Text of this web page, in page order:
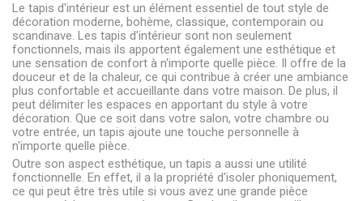
Le tapis d'intérieur est un élément essentiel de tout style de
décoration moderne, bohème, classique, contemporain ou
scandinave. Les tapis d'intérieur sont non seulement
fonctionnels, mais ils apportent également une esthétique et
une sensation de confort à n'importe quelle pièce. Il offre de la
douceur et de la chaleur, ce qui contribue à créer une ambiance
plus confortable et accueillante dans votre maison. De plus, il
peut délimiter les espaces en apportant du style à votre
décoration. Que ce soit dans votre salon, votre chambre ou
votre entrée, un tapis ajoute une touche personnelle à
n'importe quelle pièce.
Outre son aspect esthétique, un tapis a aussi une utilité
fonctionnelle. En effet, il a la propriété d'isoler phoniquement,
ce qui peut être très utile si vous avez une grande pièce